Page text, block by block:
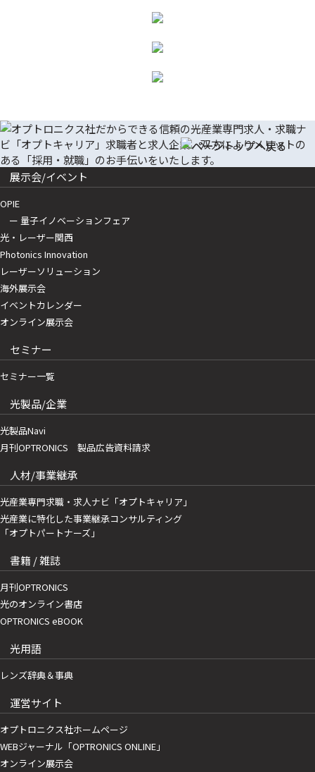
展示会/イベント
OPIE
ー 量子イノベーションフェア
光・レーザー関西
Photonics Innovation
レーザーソリューション
海外展示会
イベントカレンダー
オンライン展示会
セミナー
セミナー一覧
光製品/企業
光製品Navi
月刊OPTRONICS 製品広告資料請求
人材/事業継承
光産業専門求職・求人ナビ「オプトキャリア」
光産業に特化した事業継承コンサルティング
「オプトパートナーズ」
書籍 / 雑誌
月刊OPTRONICS
光のオンライン書店
OPTRONICS eBOOK
光用語
レンズ辞典＆事典
運営サイト
オプトロニクス社ホームページ
WEBジャーナル「OPTRONICS ONLINE」
オンライン展示会